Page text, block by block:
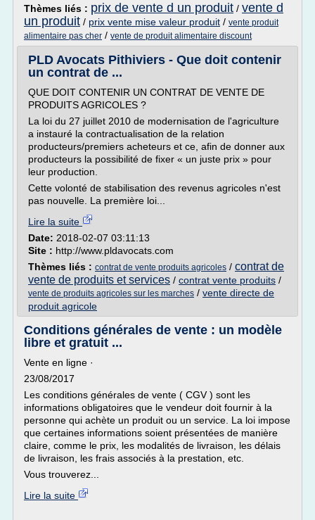
Thèmes liés : prix de vente d un produit / vente d
un produit / prix vente mise valeur produit / vente produit
alimentaire pas cher / vente de produit alimentaire discount
PLD Avocats Pithiviers - Que doit contenir
un contrat de ...
QUE DOIT CONTENIR UN CONTRAT DE VENTE DE
PRODUITS AGRICOLES ?
La loi du 27 juillet 2010 de modernisation de l'agriculture
a instauré la contractualisation de la relation
producteurs/premiers acheteurs et ce, afin de donner aux
producteurs la possibilité de fixer « un juste prix » pour
leur production.
Cette volonté de stabilisation des revenus agricoles n'est
pas nouvelle. La première loi...
Lire la suite
Date: 2018-02-07 03:11:13
Site : http://www.pldavocats.com
Thèmes liés : contrat de vente produits agricoles / contrat de
vente de produits et services / contrat vente produits /
vente de produits agricoles sur les marches / vente directe de
produit agricole
Conditions générales de vente : un modèle
libre et gratuit ...
Vente en ligne ·
23/08/2017
Les conditions générales de vente ( CGV ) sont les
informations obligatoires que le vendeur doit fournir à la
personne qui achète un produit ou un service. La loi impose
que certaines informations soient présentées de manière
claire, comme le prix, les modalités de livraison, les délais
de livraison, les frais associés à la prestation, etc.
Vous trouverez...
Lire la suite